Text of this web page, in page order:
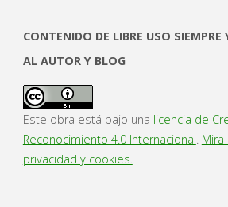
CONTENIDO DE LIBRE USO SIEMPRE
AL AUTOR Y BLOG
Este obra está bajo una licencia de
Reconocimiento 4.0 Internacional Mira
privacidad y cookies.